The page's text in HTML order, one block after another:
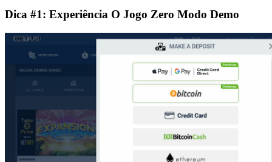
Dica #1: Experiência O Jogo Zero Modo Demo